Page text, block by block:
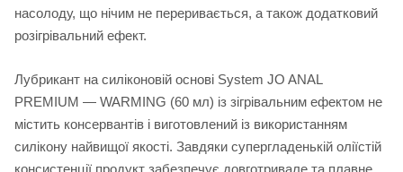
насолоду, що нічим не переривається, а також додатковий
розігрівальний ефект.
Лубрикант на силіконовій основі System JO ANAL
PREMIUM — WARMING (60 мл) із зігрівальним ефектом не
містить консервантів і виготовлений із використанням
силікону найвищої якості. Завдяки супергладенькій оліїстій